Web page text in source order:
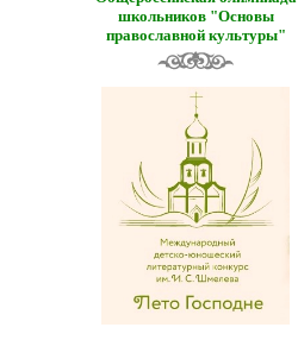
школьников "Основы
православной культуры"